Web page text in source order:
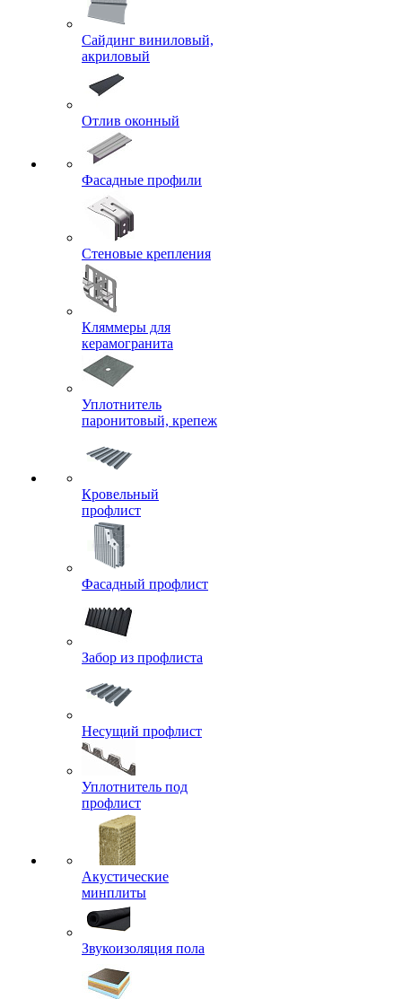
Сайдинг виниловый,
акриловый
Отлив оконный
Фасадные профили
Стеновые крепления
Кляммеры для
керамогранита
Уплотнитель
паронитовый, крепеж
Кровельный
профлист
Фасадный профлист
Забор из профлиста
Несущий профлист
Уплотнитель под
профлист
Акустические
минплиты
Звукоизоляция пола